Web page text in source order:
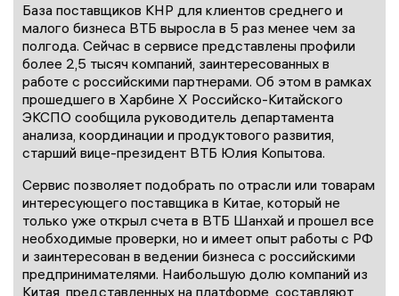
База поставщиков КНР для клиентов среднего и
малого бизнеса ВТБ выросла в 5 раз менее чем за
полгода. Сейчас в сервисе представлены профили
более 2,5 тысяч компаний, заинтересованных в
работе с российскими партнерами. Об этом в рамках
прошедшего в Харбине X Российско-Китайского
ЭКСПО сообщила руководитель департамента
анализа, координации и продуктового развития,
старший вице-президент ВТБ Юлия Копытова.
Сервис позволяет подобрать по отрасли или товарам
интересующего поставщика в Китае, который не
только уже открыл счета в ВТБ Шанхай и прошел все
необходимые проверки, но и имеет опыт работы с РФ
и заинтересован в ведении бизнеса с российскими
предпринимателями. Наибольшую долю компаний из
Китая, представленных на платформе, составляют